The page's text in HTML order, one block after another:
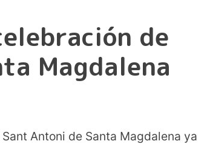
de
Magdalena
Antoni de Santa Magdalena ya